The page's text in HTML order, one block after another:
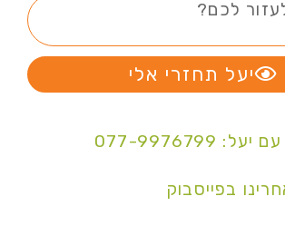
יעל תחזרי אלי
077-9976799
בפייסבוק